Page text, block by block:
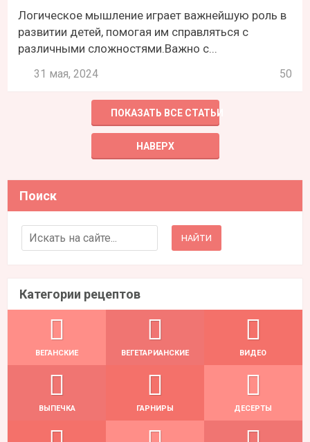
Логическое мышление играет важнейшую роль в
развитии детей, помогая им справляться с
различными сложностями.Важно с...
31 мая, 2024 50
ПОКАЗАТЬ ВСЕ СТАТЬИ
НАВЕРХ
Поиск
Search for:
Категории рецептов
ВЕГАНСКИЕ ВЕГЕТАРИАНСКИЕ ВИДЕО
ВЫПЕЧКА ГАРНИРЫ ДЕСЕРТЫ